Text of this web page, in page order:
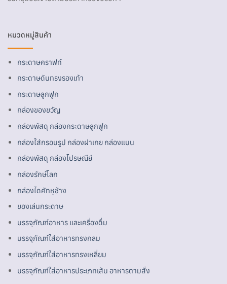
หมวดหมู่สินค้า
กระดาษคราฟท์
กระดาษดันทรงรองเท้า
กระดาษลูกฟูก
กล่องของขวัญ
กล่องพัสดุ กล่องกระดาษลูกฟูก
กล่องใส่กรอบรูป กล่องฝาเกย กล่องแบน
กล่องพัสดุ กล่องไปรษณีย์
กล่องรักษ์โลก
กล่องไดคัทหูช้าง
ของเล่นกระดาษ
บรรจุภัณฑ์อาหาร และเครื่องดื่ม
บรรจุภัณฑ์ใส่อาหารทรงกลม
บรรจุภัณฑ์ใส่อาหารทรงเหลี่ยม
บรรจุภัณฑ์ใส่อาหารประเภทเส้น อาหารตามสั่ง